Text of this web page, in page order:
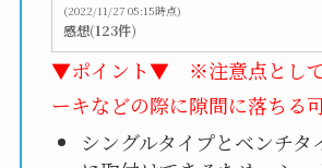
(2022/11/27 05:15時点)
感想(123件)
▼ポイント▼ ※注意点として
ーキなどの際に隙間に落ちる
シングルタイプとベンチタ